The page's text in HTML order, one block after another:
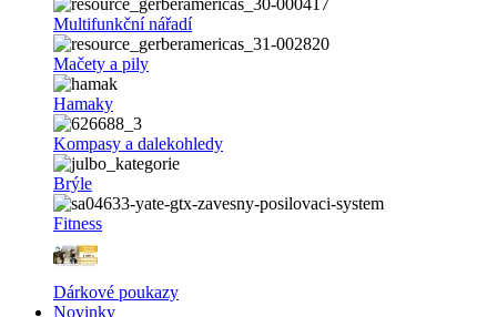
Multifunkční nářadí
Mačety a pily
Hamaky
Kompasy a dalekohledy
Brýle
Fitness
Dárkové poukazy
Novinky